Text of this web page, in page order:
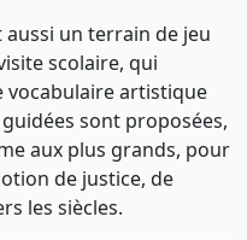
un terrain de jeu
scolaire, qui
vocabulaire artistique
sont proposées,
aux plus grands, pour
de justice, de
les siècles.